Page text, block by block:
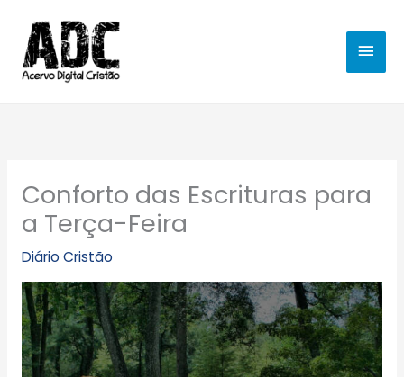
para
conteúdo
Conforto das Escrituras para
a Terça-Feira
Diário Cristão